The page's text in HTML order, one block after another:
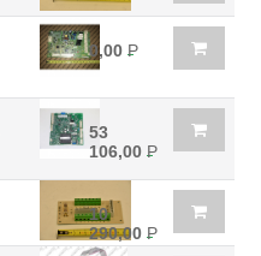
0,00 Р
53
106,00 Р
10
290,00 Р